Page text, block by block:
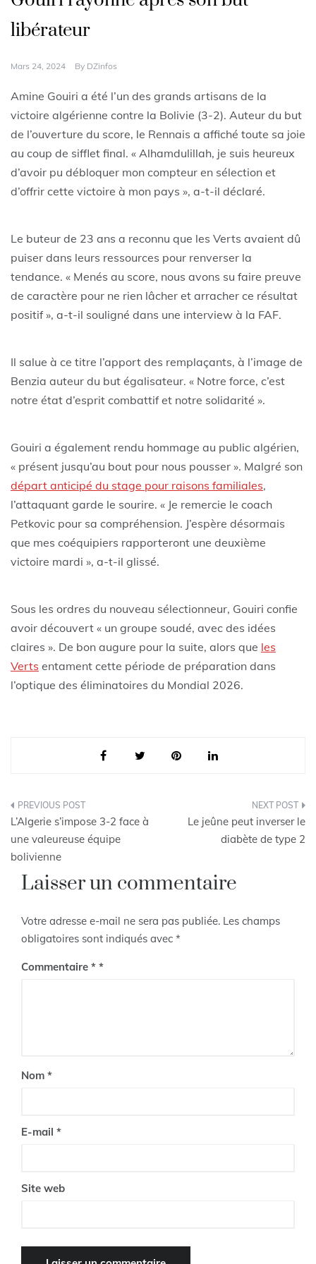
libérateur
Mars 24, 2024 By DZinfos
Amine Gouiri a été l’un des grands artisans de la
victoire algérienne contre la Bolivie (3-2). Auteur du but
de l’ouverture du score, le Rennais a affiché toute sa joie
au coup de sifflet final. « Alhamdulillah, je suis heureux
d’avoir pu débloquer mon compteur en sélection et
d’offrir cette victoire à mon pays », a-t-il déclaré.
Le buteur de 23 ans a reconnu que les Verts avaient dû
puiser dans leurs ressources pour renverser la
tendance. « Menés au score, nous avons su faire preuve
de caractère pour ne rien lâcher et arracher ce résultat
positif », a-t-il souligné dans une interview à la FAF.
Il salue à ce titre l’apport des remplaçants, à l’image de
Benzia auteur du but égalisateur. « Notre force, c’est
notre état d’esprit combattif et notre solidarité ».
Gouiri a également rendu hommage au public algérien,
« présent jusqu’au bout pour nous pousser ». Malgré son
départ anticipé du stage pour raisons familiales,
l’attaquant garde le sourire. « Je remercie le coach
Petkovic pour sa compréhension. J’espère désormais
que mes coéquipiers rapporteront une deuxième
victoire mardi », a-t-il glissé.
Sous les ordres du nouveau sélectionneur, Gouiri confie
avoir découvert « un groupe soudé, avec des idées
claires ». De bon augure pour la suite, alors que les
Verts entament cette période de préparation dans
l’optique des éliminatoires du Mondial 2026.
Navigation
de
l’article
L’Algerie s’impose 3-2 face à
une valeureuse équipe
bolivienne
Le jeûne peut inverser le
diabète de type 2
Laisser un commentaire
Votre adresse e-mail ne sera pas publiée. Les champs
obligatoires sont indiqués avec *
Commentaire *
Nom *
E-mail *
Site web